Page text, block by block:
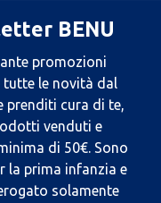
BENU
promozioni
tutte le novità dal
prenditi cura di te,
venduti e
di 50€. Sono
la prima infanzia e
solamente